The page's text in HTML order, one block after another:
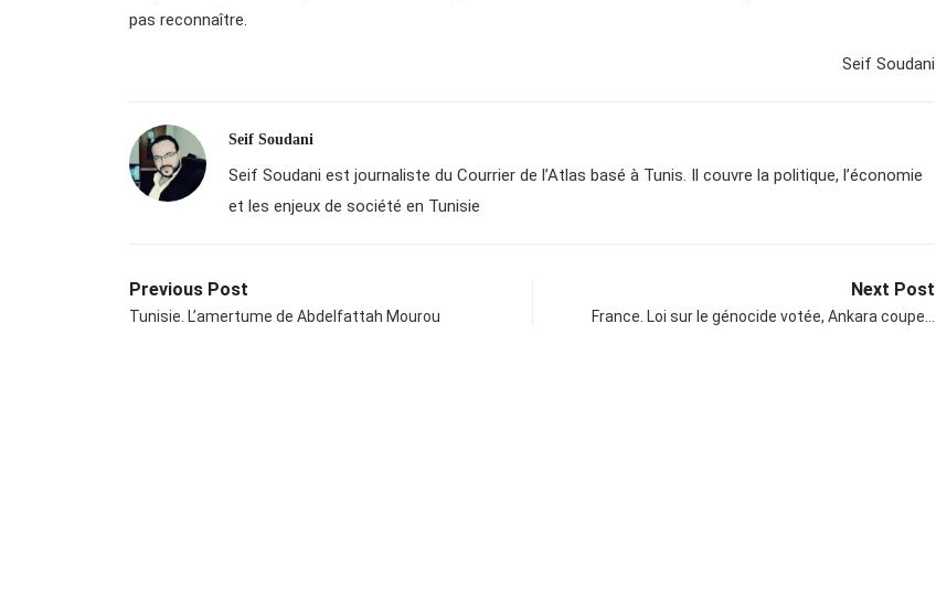
pas reconnaître.
Seif Soudani
Seif Soudani
Seif Soudani est journaliste du Courrier de l’Atlas basé à Tunis. Il couvre la politique, l’économie
et les enjeux de société en Tunisie
Previous Post
Tunisie. L’amertume de Abdelfattah Mourou
Next Post
France. Loi sur le génocide votée, Ankara coupe…